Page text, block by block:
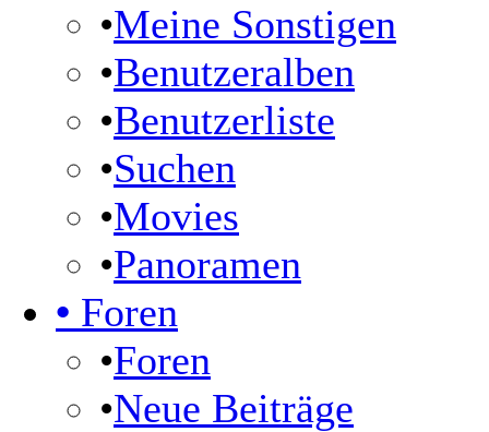
•Meine Sonstigen
•Benutzeralben
•Benutzerliste
•Suchen
•Movies
•Panoramen
• Foren
•Foren
•Neue Beiträge